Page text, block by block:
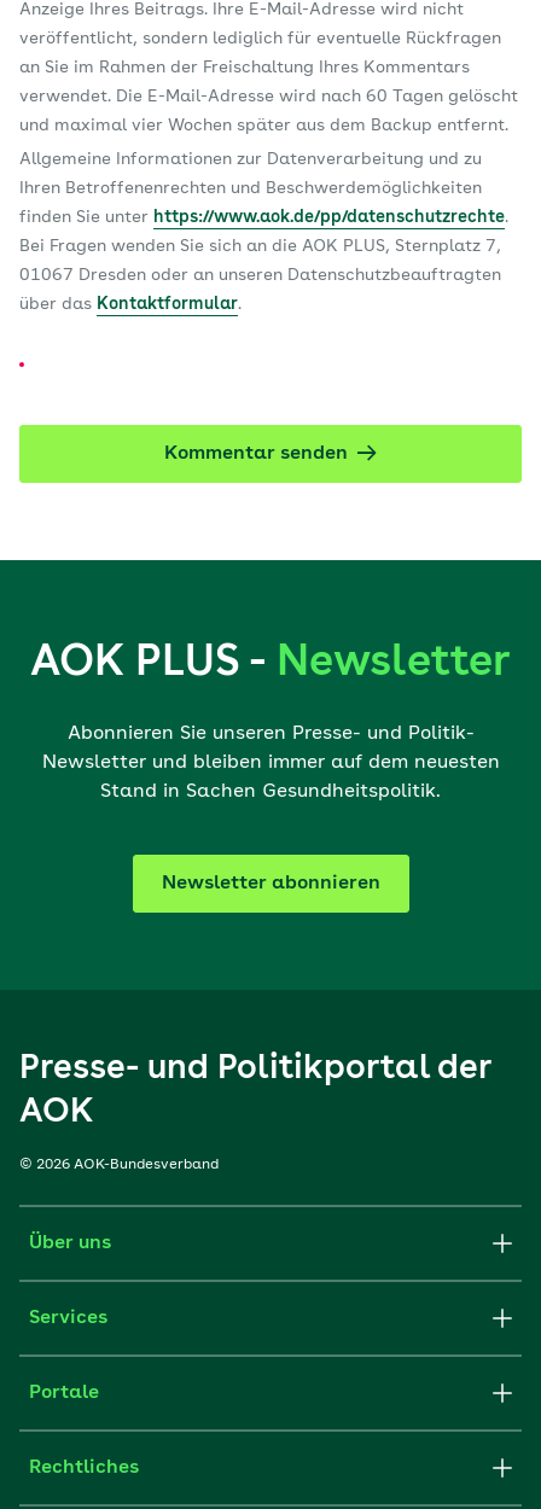
Anzeige Ihres Beitrags. Ihre E-Mail-Adresse wird nicht
veröffentlicht, sondern lediglich für eventuelle Rückfragen
an Sie im Rahmen der Freischaltung Ihres Kommentars
verwendet. Die E-Mail-Adresse wird nach 60 Tagen gelöscht
und maximal vier Wochen später aus dem Backup entfernt.
Allgemeine Informationen zur Datenverarbeitung und zu
Ihren Betroffenenrechten und Beschwerdemöglichkeiten
finden Sie unter https://www.aok.de/pp/datenschutzrechte.
Bei Fragen wenden Sie sich an die AOK PLUS, Sternplatz 7,
01067 Dresden oder an unseren Datenschutzbeauftragten
über das Kontaktformular.
Kommentar senden
AOK PLUS - Newsletter
Abonnieren Sie unseren Presse- und Politik-
Newsletter und bleiben immer auf dem neuesten
Stand in Sachen Gesundheitspolitik.
Newsletter abonnieren
Presse- und Politikportal der
AOK
© 2026 AOK-Bundesverband
Über uns
Services
Portale
Rechtliches